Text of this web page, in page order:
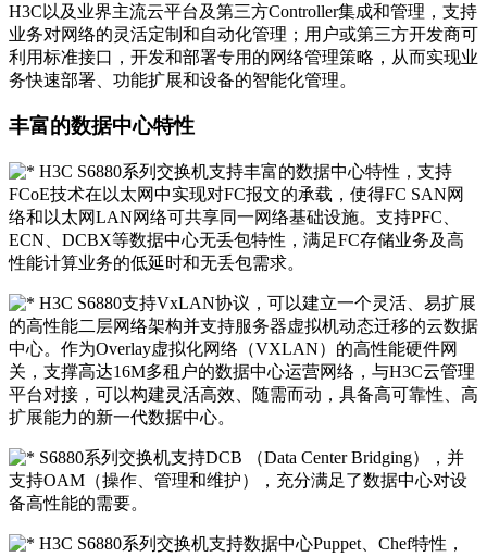
H3C以及业界主流云平台及第三方Controller集成和管理，支持
业务对网络的灵活定制和自动化管理；用户或第三方开发商可
利用标准接口，开发和部署专用的网络管理策略，从而实现业
务快速部署、功能扩展和设备的智能化管理。
丰富的数据中心特性
H3C S6880系列交换机支持丰富的数据中心特性，支持
FCoE技术在以太网中实现对FC报文的承载，使得FC SAN网
络和以太网LAN网络可共享同一网络基础设施。支持PFC、
ECN、DCBX等数据中心无丢包特性，满足FC存储业务及高
性能计算业务的低延时和无丢包需求。
H3C S6880支持VxLAN协议，可以建立一个灵活、易扩展
的高性能二层网络架构并支持服务器虚拟机动态迁移的云数据
中心。作为Overlay虚拟化网络（VXLAN）的高性能硬件网
关，支撑高达16M多租户的数据中心运营网络，与H3C云管理
平台对接，可以构建灵活高效、随需而动，具备高可靠性、高
扩展能力的新一代数据中心。
S6880系列交换机支持DCB （Data Center Bridging），并
支持OAM（操作、管理和维护），充分满足了数据中心对设
备高性能的需要。
H3C S6880系列交换机支持数据中心Puppet、Chef特性，